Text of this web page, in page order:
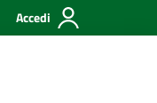
Accedi